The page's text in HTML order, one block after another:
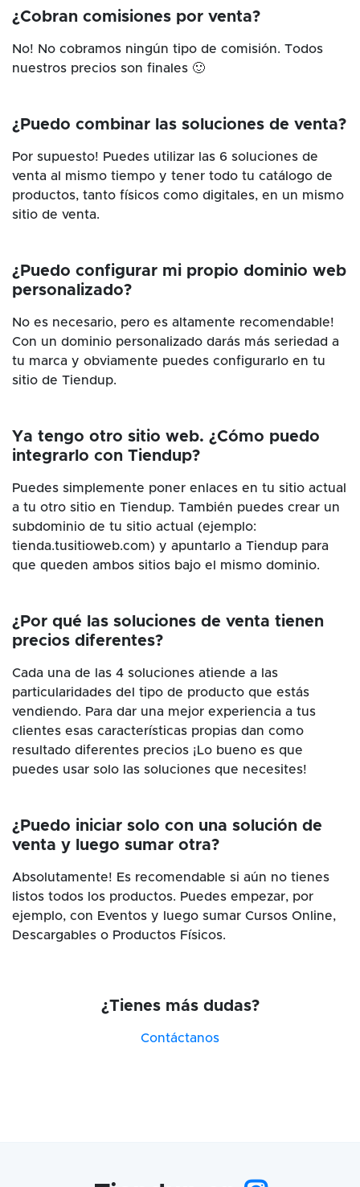
¿Cobran comisiones por venta?
No! No cobramos ningún tipo de comisión. Todos
nuestros precios son finales 🙂
¿Puedo combinar las soluciones de venta?
Por supuesto! Puedes utilizar las 6 soluciones de
venta al mismo tiempo y tener todo tu catálogo de
productos, tanto físicos como digitales, en un mismo
sitio de venta.
¿Puedo configurar mi propio dominio web
personalizado?
No es necesario, pero es altamente recomendable!
Con un dominio personalizado darás más seriedad a
tu marca y obviamente puedes configurarlo en tu
sitio de Tiendup.
Ya tengo otro sitio web. ¿Cómo puedo
integrarlo con Tiendup?
Puedes simplemente poner enlaces en tu sitio actual
a tu otro sitio en Tiendup. También puedes crear un
subdominio de tu sitio actual (ejemplo:
tienda.tusitioweb.com) y apuntarlo a Tiendup para
que queden ambos sitios bajo el mismo dominio.
¿Por qué las soluciones de venta tienen
precios diferentes?
Cada una de las 4 soluciones atiende a las
particularidades del tipo de producto que estás
vendiendo. Para dar una mejor experiencia a tus
clientes esas características propias dan como
resultado diferentes precios ¡Lo bueno es que
puedes usar solo las soluciones que necesites!
¿Puedo iniciar solo con una solución de
venta y luego sumar otra?
Absolutamente! Es recomendable si aún no tienes
listos todos los productos. Puedes empezar, por
ejemplo, con Eventos y luego sumar Cursos Online,
Descargables o Productos Físicos.
¿Tienes más dudas?
Contáctanos